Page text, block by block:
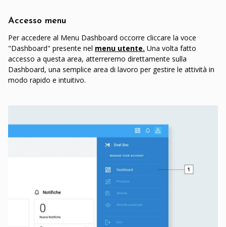
Accesso menu
Per accedere al Menu Dashboard occorre cliccare la voce
"Dashboard" presente nel menu utente. Una volta fatto
accesso a questa area, atterreremo direttamente sulla
Dashboard, una semplice area di lavoro per gestire le attività in
modo rapido e intuitivo.